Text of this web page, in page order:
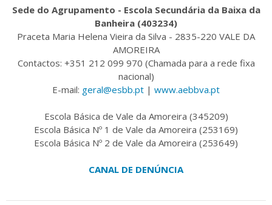
Sede do Agrupamento - Escola Secundária da Baixa da
Banheira (403234)
Praceta Maria Helena Vieira da Silva - 2835-220 VALE DA
AMOREIRA
Contactos: +351 212 099 970 (Chamada para a rede fixa
nacional)
E-mail: geral@esbb.pt | www.aebbva.pt
Escola Básica de Vale da Amoreira (345209)
Escola Básica Nº 1 de Vale da Amoreira (253169)
Escola Básica Nº 2 de Vale da Amoreira (253649)
CANAL DE DENÚNCIA